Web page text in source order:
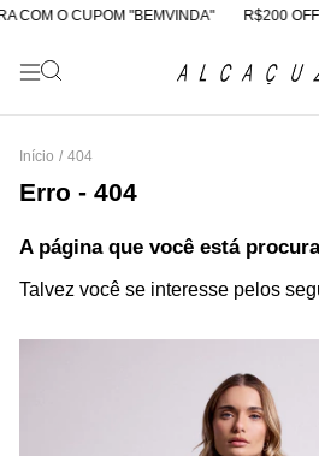
COM O CUPOM "BEMVINDA" R$200 OFF
Início / 404
Erro - 404
A página que você está
Talvez você se interesse pelos